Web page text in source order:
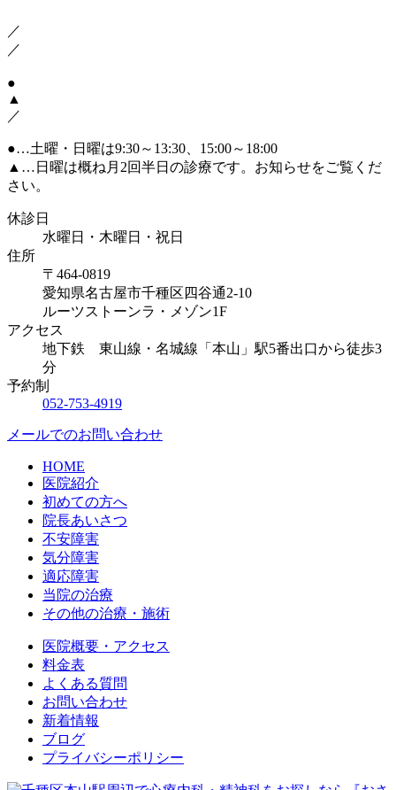
／
／
●
▲
／
●…土曜・日曜は9:30～13:30、15:00～18:00
▲ …日曜は概ね月2回半日の診療です。お知らせをご覧くだ
さい。
休診日
水曜日・木曜日・祝日
住所
〒464-0819
愛知県名古屋市千種区四谷通2-10
ルーツストーンラ・メゾン1F
アクセス
地下鉄 東山線・名城線「本山」駅5番出口から徒歩3
分
予約制
052-753-4919
メールでのお問い合わせ
HOME
医院紹介
初めての方へ
院長あいさつ
不安障害
気分障害
適応障害
当院の治療
その他の治療・施術
医院概要・アクセス
料金表
よくある質問
お問い合わせ
新着情報
ブログ
プライバシーポリシー